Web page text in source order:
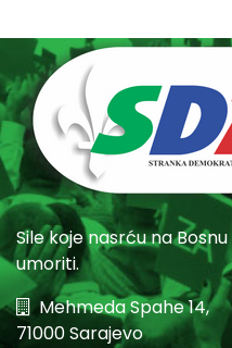
Sile koje nasrću na
umoriti.
Mehmeda Spahe 14,
71000 Sarajevo